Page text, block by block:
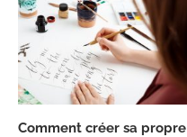
Comment créer sa propre